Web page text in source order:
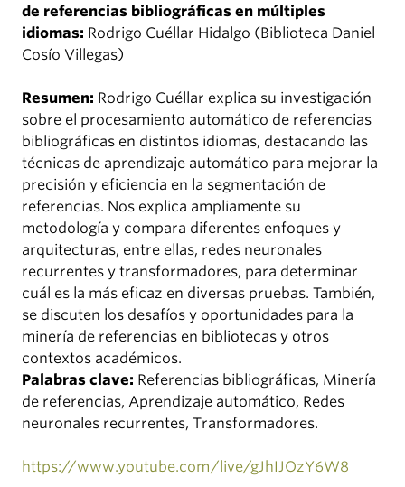
de referencias bibliográficas en múltiples
idiomas: Rodrigo Cuéllar Hidalgo (Biblioteca Daniel
Cosío Villegas)
Resumen: Rodrigo Cuéllar explica su investigación
sobre el procesamiento automático de referencias
bibliográficas en distintos idiomas, destacando las
técnicas de aprendizaje automático para mejorar la
precisión y eficiencia en la segmentación de
referencias. Nos explica ampliamente su
metodología y compara diferentes enfoques y
arquitecturas, entre ellas, redes neuronales
recurrentes y transformadores, para determinar
cuál es la más eficaz en diversas pruebas. También,
se discuten los desafíos y oportunidades para la
minería de referencias en bibliotecas y otros
contextos académicos.
Palabras clave: Referencias bibliográficas, Minería
de referencias, Aprendizaje automático, Redes
neuronales recurrentes, Transformadores.
https://www.youtube.com/live/gJhIJOzY6W8